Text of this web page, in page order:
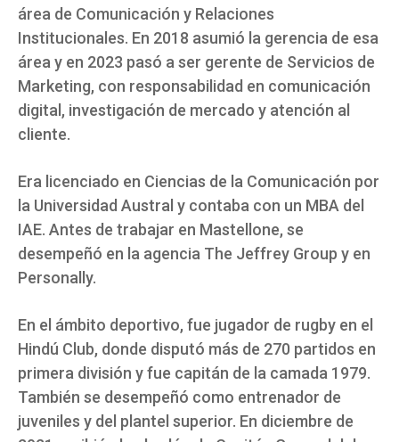
área de Comunicación y Relaciones
Institucionales. En 2018 asumió la gerencia de esa
área y en 2023 pasó a ser gerente de Servicios de
Marketing, con responsabilidad en comunicación
digital, investigación de mercado y atención al
cliente.
Era licenciado en Ciencias de la Comunicación por
la Universidad Austral y contaba con un MBA del
IAE. Antes de trabajar en Mastellone, se
desempeñó en la agencia The Jeffrey Group y en
Personally.
En el ámbito deportivo, fue jugador de rugby en el
Hindú Club, donde disputó más de 270 partidos en
primera división y fue capitán de la camada 1979.
También se desempeñó como entrenador de
juveniles y del plantel superior. En diciembre de